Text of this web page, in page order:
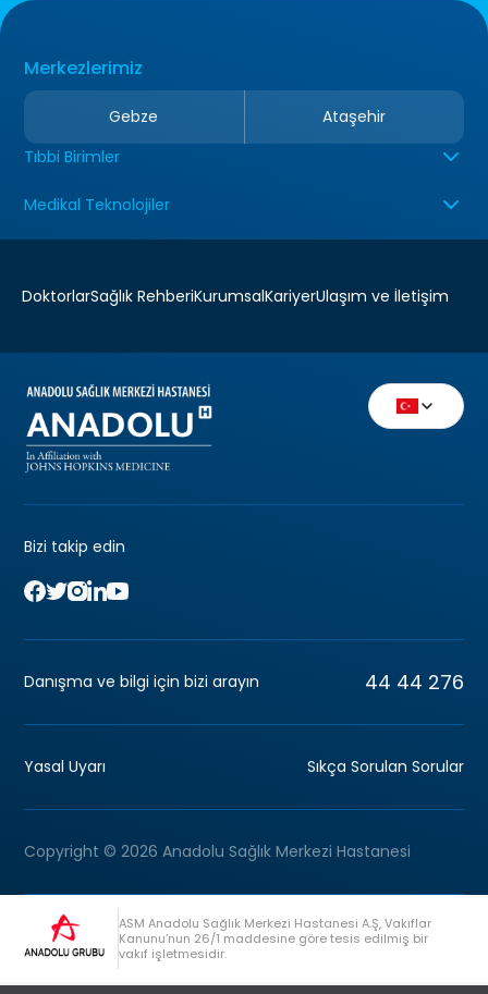
Merkezlerimiz
Gebze
Ataşehir
Tıbbi Birimler
Medikal Teknolojiler
DoktorlarSağlık RehberiKurumsalKariyerUlaşım ve İletişim
Bizi takip edin
Danışma ve bilgi için bizi arayın 44 44 276
Yasal Uyarı Sıkça Sorulan Sorular
Copyright © 2026 Anadolu Sağlık Merkezi Hastanesi
ASM Anadolu Sağlık Merkezi Hastanesi A.Ş, Vakıflar
Kanunu’nun 26/1 maddesine göre tesis edilmiş bir
vakıf işletmesidir.